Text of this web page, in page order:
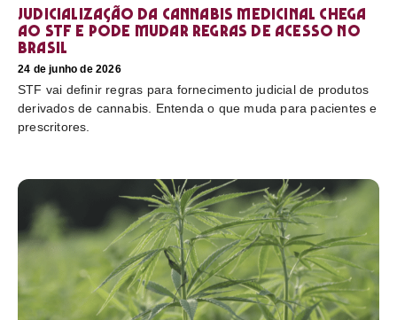
Judicialização da cannabis medicinal chega
ao STF e pode mudar regras de acesso no
Brasil
24 de junho de 2026
STF vai definir regras para fornecimento judicial de produtos
derivados de cannabis. Entenda o que muda para pacientes e
prescritores.